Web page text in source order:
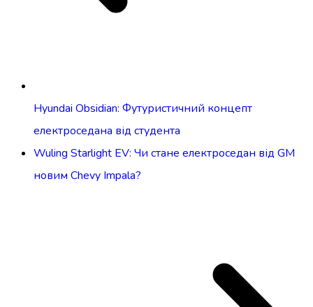
Hyundai Obsidian: Футуристичний концепт
електроседана від студента
Wuling Starlight EV: Чи стане електроседан від GM
новим Chevy Impala?